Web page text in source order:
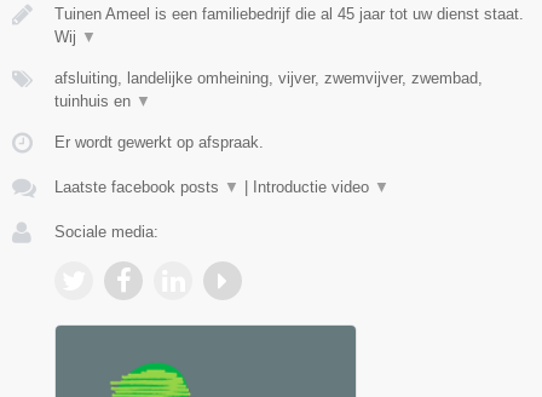
Tuinen Ameel is een familiebedrijf die al 45 jaar tot uw dienst staat.
Wij ▼
afsluiting, landelijke omheining, vijver, zwemvijver, zwembad,
tuinhuis en ▼
Er wordt gewerkt op afspraak.
Laatste facebook posts ▼ Introductie video ▼
Sociale media: